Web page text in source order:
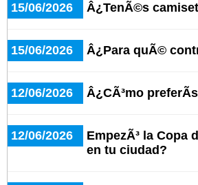
15/06/2026 Â¿TenÃ©s
15/06/2026 Â¿Para quÃ©
12/06/2026 Â¿CÃ³mo
12/06/2026
EmpezÃ³ la Copa
en tu ciudad?